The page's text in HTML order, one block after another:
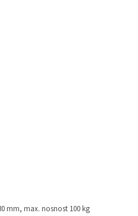
mm, max. nosnost 100 kg